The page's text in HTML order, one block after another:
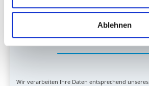
Ablehnen
Wir verarbeiten Ihre Daten entsprechend unseres